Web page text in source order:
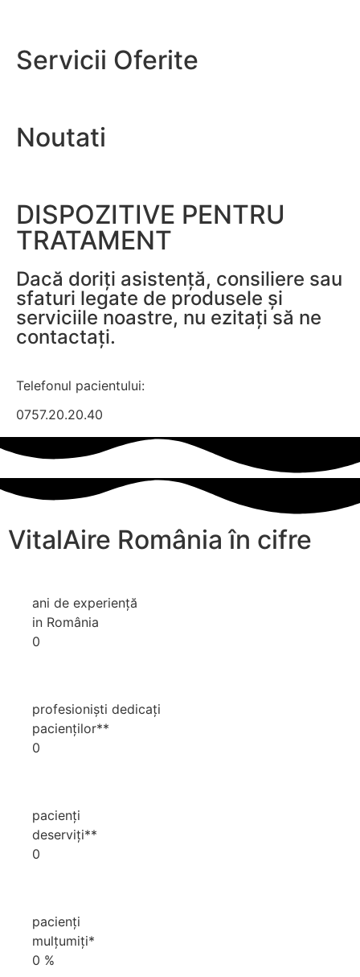
Servicii Oferite
Noutati
DISPOZITIVE PENTRU
TRATAMENT
Dacă doriți asistență, consiliere sau
sfaturi legate de produsele și
serviciile noastre, nu ezitați să ne
contactați.
Telefonul pacientului:
0757.20.20.40
VitalAire România în cifre
ani de experiență
in România
0
profesioniști dedicați
pacienților**
0
pacienți
deserviți**
0
pacienți
mulțumiți*
0 %